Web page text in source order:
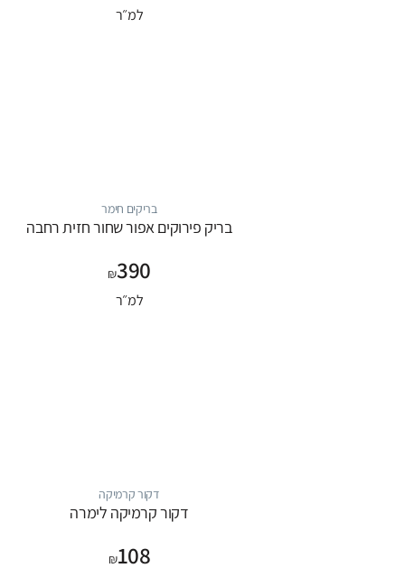
למ״ר
בריקים חימר
בריק פירוקים אפור שחור חזית רחבה
₪390
למ״ר
דקור קרמיקה
דקור קרמיקה לימרה
₪108